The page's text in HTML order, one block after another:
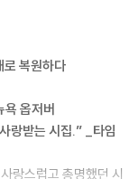
로 복원하다
욕 옵저버
랑받는 시집.” _타임
랑스럽고 총명했던 시